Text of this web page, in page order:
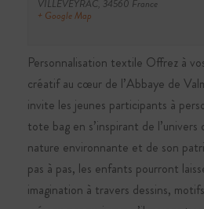
BOUTIQUE
T
I
O
N
NVILLEVEYRAC 34560 France
+ Google Map
Personnalisation textile Offrez à
créatif au cœur de l’Abbaye de
invite les jeunes participants à
tote bag en s’inspirant de l’univers
nature environnante et de son
pas à pas, les enfants pourront
imagination à travers dessins,